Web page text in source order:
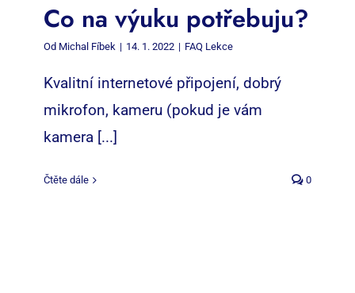
Co na výuku potřebuju?
Od Michal Fíbek | 14. 1. 2022 | FAQ Lekce
Kvalitní internetové připojení, dobrý
mikrofon, kameru (pokud je vám
kamera [...]
Čtěte dále 0